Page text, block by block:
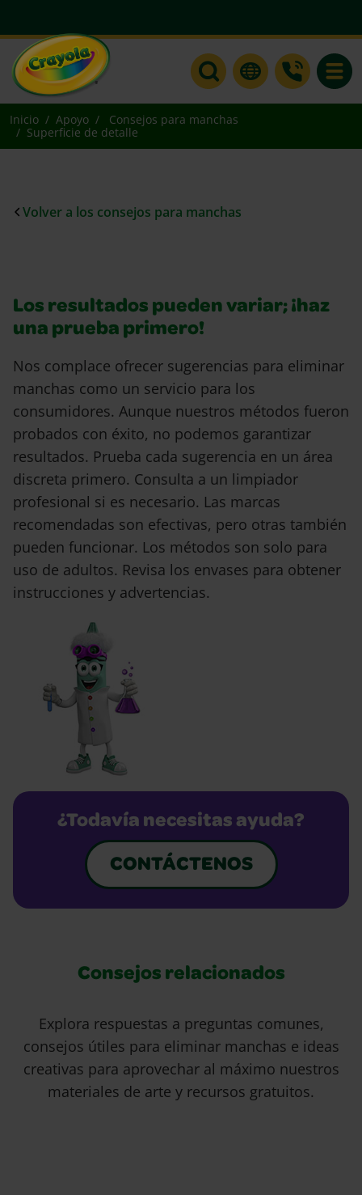
Inicio Apoyo
Consejos para manchas
Superficie de detalle
Volver a los consejos para manchas
Los resultados pueden variar; ¡haz
una prueba primero!
Nos complace ofrecer sugerencias para eliminar
manchas como un servicio para los
consumidores. Aunque nuestros métodos fueron
probados con éxito, no podemos garantizar
resultados. Prueba cada sugerencia en un área
discreta primero. Consulta a un limpiador
profesional si es necesario. Las marcas
recomendadas son efectivas, pero otras también
pueden funcionar. Los métodos son solo para
uso de adultos. Revisa los envases para obtener
instrucciones y advertencias.
¿Todavía necesitas ayuda?
CONTÁCTENOS
Consejos relacionados
Explora respuestas a preguntas comunes,
consejos útiles para eliminar manchas e ideas
creativas para aprovechar al máximo nuestros
materiales de arte y recursos gratuitos.